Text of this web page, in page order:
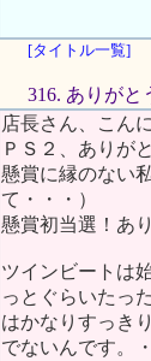
[タイトル一覧]
316. ありがと
店長さん、こん
ＰＳ２、ありが
懸賞に縁のない
て・・・）
懸賞初当選！あ
ツインビートは
っとぐらいたっ
はかなりすっき
でないんです。